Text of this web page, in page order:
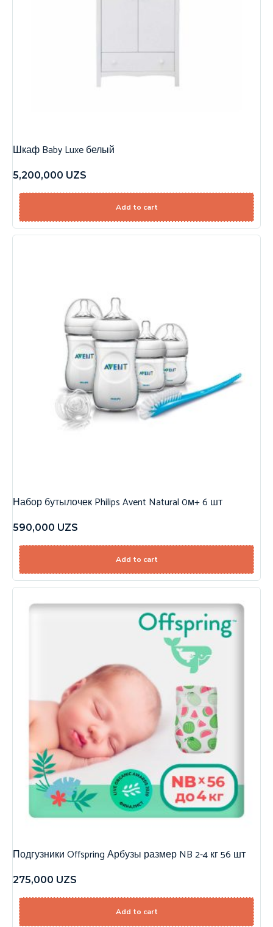
Шкаф Baby Luxe белый
5,200,000 UZS
Add to cart
Набор бутылочек Philips Avent Natural 0м+ 6 шт
590,000 UZS
Add to cart
Подгузники Offspring Арбузы размер NB 2-4 кг 56 шт
275,000 UZS
Add to cart